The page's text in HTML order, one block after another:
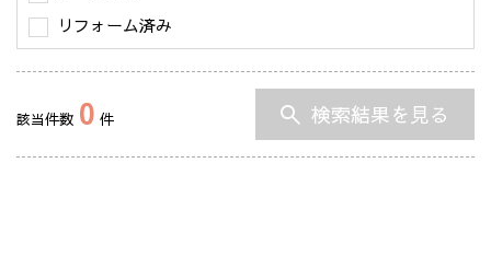
リフォーム済み
該当件数 0 件 検索結果を見る